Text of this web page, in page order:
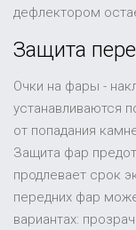
дефлектором
Защита
Очки на фары -
устанавливаются
от попадания
Защита фар
продлевает срок
передних фар
вариантах: